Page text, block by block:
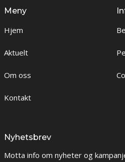
Meny
Hjem
Aktuelt
Om oss
Kontakt
Nyhetsbrev
Motta info om nyheter og